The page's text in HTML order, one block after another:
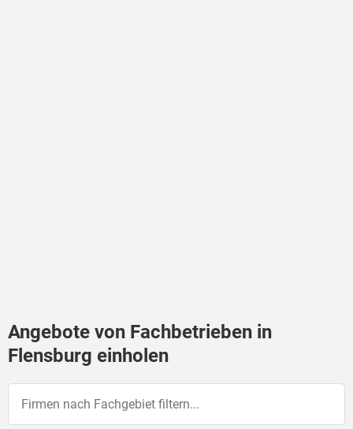
Angebote von Fachbetrieben in
Flensburg einholen